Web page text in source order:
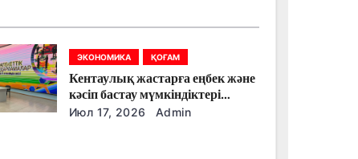
ЭКОНОМИКА ҚОҒАМ
Кентаулық жастарға еңбек және
кәсіп бастау мүмкіндіктері
түсіндірілді
Июл 17, 2026 Admin